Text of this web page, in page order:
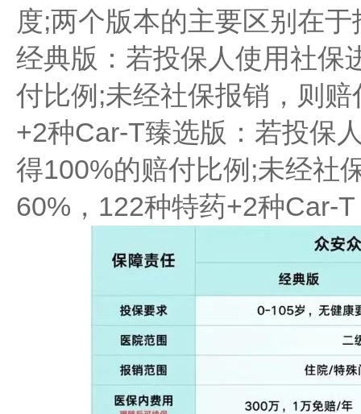
度;两个版本的主要区别在
经典版：若投保人使用社保
付比例;未经社保报销，则
+2种Car-T臻选版：若投保
得100%的赔付比例;未经社
60%，122种特药+2种Car-T